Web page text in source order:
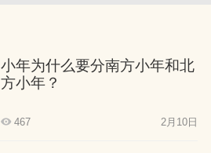
小年为什么要分南方小年和北
方小年？
467 2月10日